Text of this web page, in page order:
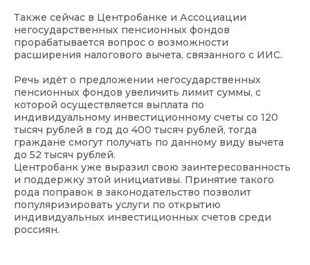
Также сейчас в Центробанке и Ассоциации
негосударственных пенсионных фондов
прорабатывается вопрос о возможности
расширения налогового вычета, связанного с ИИС.
Речь идёт о предложении негосударственных
пенсионных фондов увеличить лимит суммы, с
которой осуществляется выплата по
индивидуальному инвестиционному счеты со 120
тысяч рублей в год до 400 тысяч рублей, тогда
граждане смогут получать по данному виду вычета
до 52 тысяч рублей.
Центробанк уже выразил свою заинтересованность
и поддержку этой инициативы. Принятие такого
рода поправок в законодательство позволит
популяризировать услуги по открытию
индивидуальных инвестиционных счетов среди
россиян.